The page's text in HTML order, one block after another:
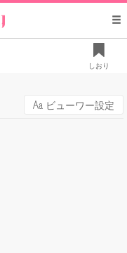
しおり
ビューワー設定